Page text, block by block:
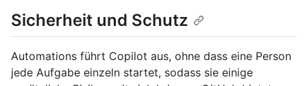
Sicherheit und Schutz
Automations führt Copilot aus, ohne dass eine Person
jede Aufgabe einzeln startet, sodass sie einige